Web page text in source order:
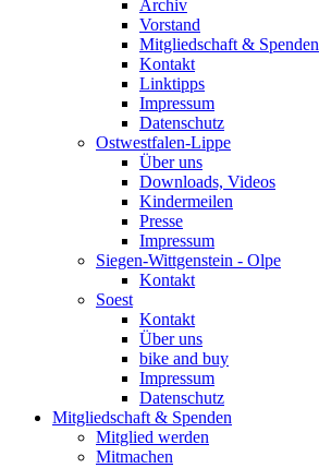
Archiv
Vorstand
Mitgliedschaft & Spenden
Kontakt
Linktipps
Impressum
Datenschutz
Ostwestfalen-Lippe
Über uns
Downloads, Videos
Kindermeilen
Presse
Impressum
Siegen-Wittgenstein - Olpe
Kontakt
Soest
Kontakt
Über uns
bike and buy
Impressum
Datenschutz
Mitgliedschaft & Spenden
Mitglied werden
Mitmachen